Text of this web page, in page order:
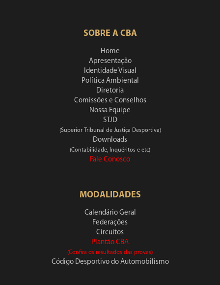
SOBRE A CBA
Home
Apresentação
Identidade Visual
Política Ambiental
Diretoria
Comissões e Conselhos
Nossa Equipe
STJD
(Superior Tribunal de Justiça Desportiva)
Downloads
(Contabilidade, Inquéritos e etc)
Fale Conosco
MODALIDADES
Calendário Geral
Federações
Circuitos
Plantão CBA
(Confira os resultados das provas)
Código Desportivo do Automobilismo